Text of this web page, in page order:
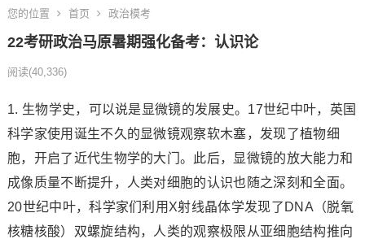
您的位置 首页 政治模考
22考研政治马原暑期强化备考：认识论
阅读(40,336)
1. 生物学史，可以说是显微镜的发展史。17世纪中叶，英国
科学家使用诞生不久的显微镜观察软木塞，发现了植物细
胞，开启了近代生物学的大门。此后，显微镜的放大能力和
成像质量不断提升，人类对细胞的认识也随之深刻和全面。
20世纪中叶，科学家们利用X射线晶体学发现了DNA（脱氧
核糖核酸）双螺旋结构，人类的观察极限从亚细胞结构推向